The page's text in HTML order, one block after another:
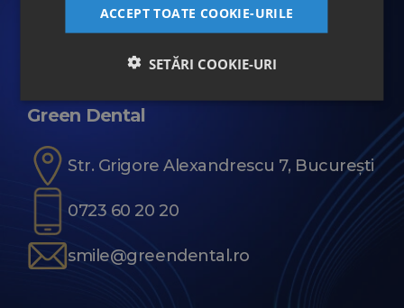
smile@de4teens.ro
Green Dental
Str. Grigore Alexandrescu 7, București
0723 60 20 20
smile@greendental.ro
ACCEPT TOATE COOKIE-URILE
SETĂRI COOKIE-URI